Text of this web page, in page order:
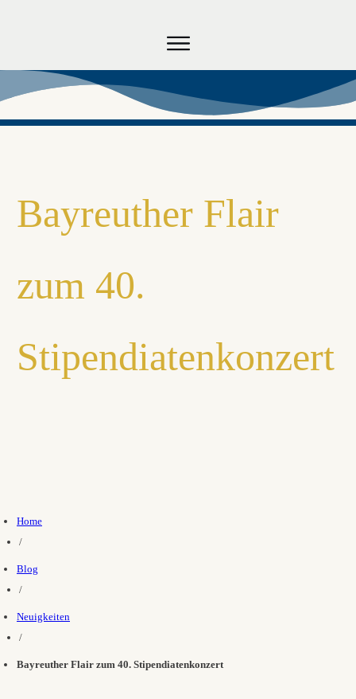
RICHARD WAGNER
WAGNER ON AIR
VERBAND
Bayreuther Flair
zum 40.
Stipendiatenkonzert
Home
/
Blog
/
Neuigkeiten
/
Bayreuther Flair zum 40. Stipendiatenkonzert